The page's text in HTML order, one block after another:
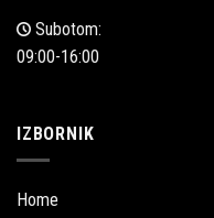
Subotom:
09:00-16:00
IZBORNIK
Home